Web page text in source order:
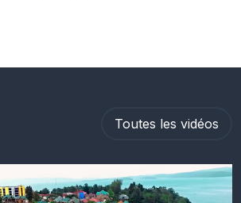
Toutes les vidéos